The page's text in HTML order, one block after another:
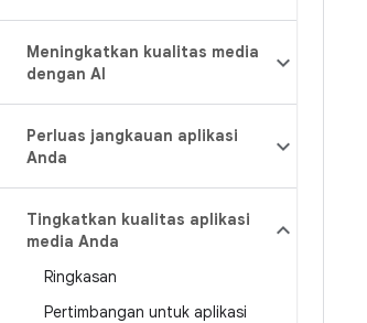
Meningkatkan kualitas media
dengan AI
Perluas jangkauan aplikasi
Anda
Tingkatkan kualitas aplikasi
media Anda
Ringkasan
Pertimbangan untuk aplikasi